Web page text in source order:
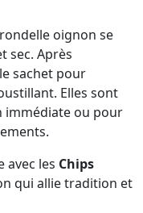
oignon se
sec. Après
sachet pour
Elles sont
immédiate ou pour
avec les Chips
qui allie tradition et